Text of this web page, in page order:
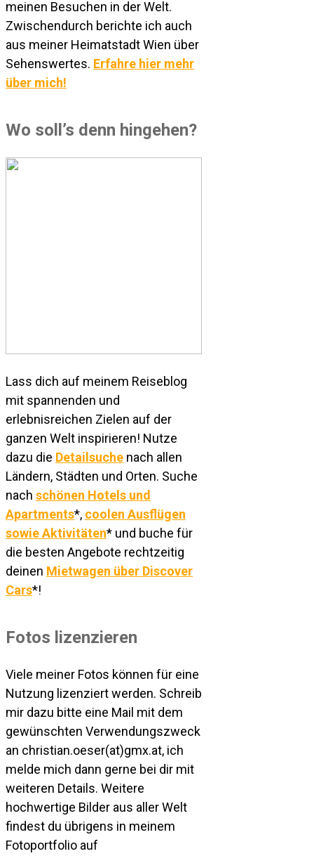
meinen Besuchen in der Welt.
Zwischendurch berichte ich auch
aus meiner Heimatstadt Wien über
Sehenswertes. Erfahre hier mehr
über mich!
Wo soll’s denn hingehen?
Lass dich auf meinem Reiseblog
mit spannenden und
erlebnisreichen Zielen auf der
ganzen Welt inspirieren! Nutze
dazu die Detailsuche nach allen
Ländern, Städten und Orten. Suche
nach schönen Hotels und
Apartments*, coolen Ausflügen
sowie Aktivitäten* und buche für
die besten Angebote rechtzeitig
deinen Mietwagen über Discover
Cars*!
Fotos lizenzieren
Viele meiner Fotos können für eine
Nutzung lizenziert werden. Schreib
mir dazu bitte eine Mail mit dem
gewünschten Verwendungszweck
an christian.oeser(at)gmx.at, ich
melde mich dann gerne bei dir mit
weiteren Details. Weitere
hochwertige Bilder aus aller Welt
findest du übrigens in meinem
Fotoportfolio auf